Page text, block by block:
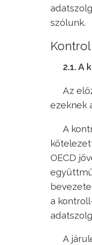
szólunk.
2.1. A
Az
ezeknek
A
OECD
a
A